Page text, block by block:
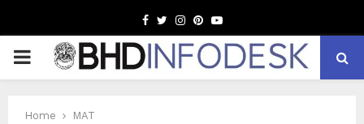
Facebook
TwitterInstagram
Pinterest
Youtube
PRIMARY
Home MAT